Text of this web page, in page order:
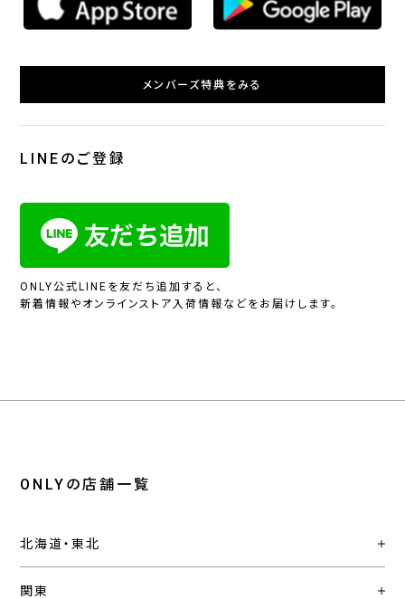
メンバーズ特典をみる
LINEのご登録
ONLY公式LINEを友だち追加すると、
新着情報やオンラインストア入荷情報などをお届けします。
ONLYの店舗一覧
北海道・東北
関東